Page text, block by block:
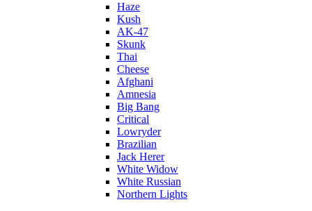
Haze
Kush
AK-47
Skunk
Thai
Cheese
Afghani
Amnesia
Big Bang
Critical
Lowryder
Brazilian
Jack Herer
White Widow
White Russian
Northern Lights